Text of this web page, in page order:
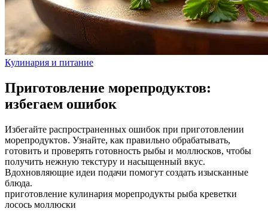
Кулинария и питание
Приготовление морепродуктов:
избегаем ошибок
Избегайте распространенных ошибок при приготовлении
морепродуктов. Узнайте, как правильно обрабатывать,
готовить и проверять готовность рыбы и моллюсков, чтобы
получить нежную текстуру и насыщенный вкус.
Вдохновляющие идеи подачи помогут создать изысканные
блюда.
приготовление кулинария морепродукты рыба креветки
лосось моллюски